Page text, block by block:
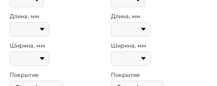
Длина, мм
Ширина, мм
Покрытие
Длина, мм
Ширина, мм
Покрытие